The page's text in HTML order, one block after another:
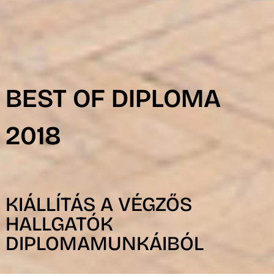
BEST OF DIPLOMA
2018
KIÁLLÍTÁS A VÉGZŐS
HALLGATÓK
DIPLOMAMUNKÁIBÓL